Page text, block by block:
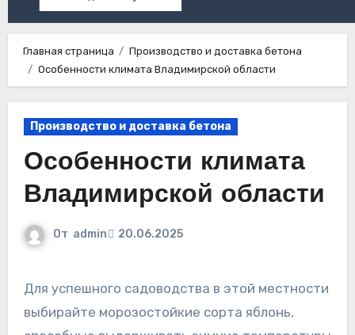
Главная страница
Производство и доставка бетона
Особенности климата Владимирской области
Производство и доставка бетона
Особенности климата
Владимирской области
От admin 20.06.2025
Для успешного садоводства в этой местности
выбирайте морозостойкие сорта яблонь,